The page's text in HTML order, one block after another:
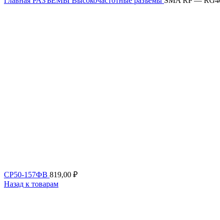
СР50-157ФВ 819,00 ₽
Назад к товарам